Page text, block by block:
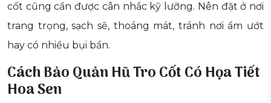
cốt cũng cần được cân nhắc kỹ lưỡng. Nên đặt ở nơi
trang trọng, sạch sẽ, thoáng mát, tránh nơi ẩm ướt
hay có nhiều bụi bẩn.
Cách Bảo Quản Hũ Tro Cốt Có Họa Tiết
Hoa Sen